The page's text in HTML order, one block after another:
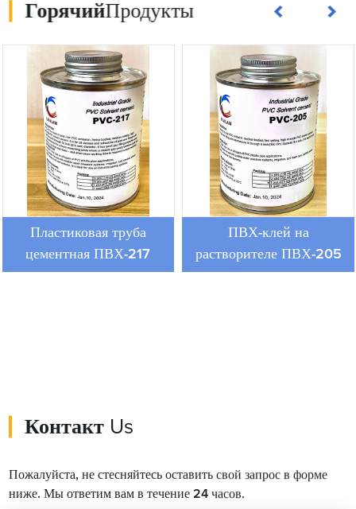
ГорячийПродукты
Пластиковая труба
цементная ПВХ-217
ПВХ-клей на
растворителе ПВХ-205
Контакт Us
Пожалуйста, не стесняйтесь оставить свой запрос в форме
ниже. Мы ответим вам в течение 24 часов.